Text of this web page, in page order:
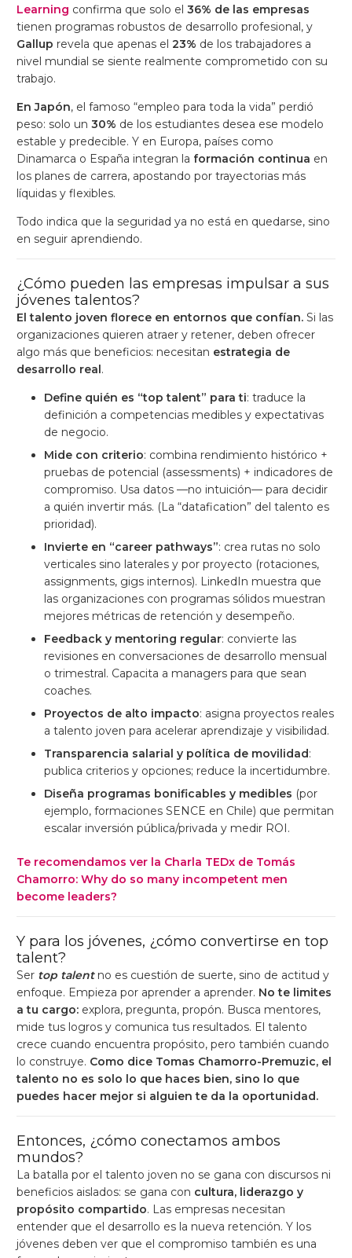
Learning confirma que solo el 36% de las empresas
tienen programas robustos de desarrollo profesional, y
Gallup revela que apenas el 23% de los trabajadores a
nivel mundial se siente realmente comprometido con su
trabajo.
En Japón, el famoso “empleo para toda la vida” perdió
peso: solo un 30% de los estudiantes desea ese modelo
estable y predecible. Y en Europa, países como
Dinamarca o España integran la formación continua en
los planes de carrera, apostando por trayectorias más
líquidas y flexibles.
Todo indica que la seguridad ya no está en quedarse, sino
en seguir aprendiendo.
¿Cómo pueden las empresas impulsar a sus
jóvenes talentos?
El talento joven florece en entornos que confían. Si las
organizaciones quieren atraer y retener, deben ofrecer
algo más que beneficios: necesitan estrategia de
desarrollo real.
Define quién es “top talent” para ti: traduce la
definición a competencias medibles y expectativas
de negocio.
Mide con criterio: combina rendimiento histórico +
pruebas de potencial (assessments) + indicadores de
compromiso. Usa datos —no intuición— para decidir
a quién invertir más. (La “datafication” del talento es
prioridad).
Invierte en “career pathways”: crea rutas no solo
verticales sino laterales y por proyecto (rotaciones,
assignments, gigs internos). LinkedIn muestra que
las organizaciones con programas sólidos muestran
mejores métricas de retención y desempeño.
Feedback y mentoring regular: convierte las
revisiones en conversaciones de desarrollo mensual
o trimestral. Capacita a managers para que sean
coaches.
Proyectos de alto impacto: asigna proyectos reales
a talento joven para acelerar aprendizaje y visibilidad.
Transparencia salarial y política de movilidad:
publica criterios y opciones; reduce la incertidumbre.
Diseña programas bonificables y medibles (por
ejemplo, formaciones SENCE en Chile) que permitan
escalar inversión pública/privada y medir ROI.
Te recomendamos ver la Charla TEDx de Tomás
Chamorro: Why do so many incompetent men
become leaders?
Y para los jóvenes, ¿cómo convertirse en top
talent?
Ser top talent no es cuestión de suerte, sino de actitud y
enfoque. Empieza por aprender a aprender. No te limites
a tu cargo: explora, pregunta, propón. Busca mentores,
mide tus logros y comunica tus resultados. El talento
crece cuando encuentra propósito, pero también cuando
lo construye. Como dice Tomas Chamorro-Premuzic, el
talento no es solo lo que haces bien, sino lo que
puedes hacer mejor si alguien te da la oportunidad.
Entonces, ¿cómo conectamos ambos
mundos?
La batalla por el talento joven no se gana con discursos ni
beneficios aislados: se gana con cultura, liderazgo y
propósito compartido. Las empresas necesitan
entender que el desarrollo es la nueva retención. Y los
jóvenes deben ver que el compromiso también es una